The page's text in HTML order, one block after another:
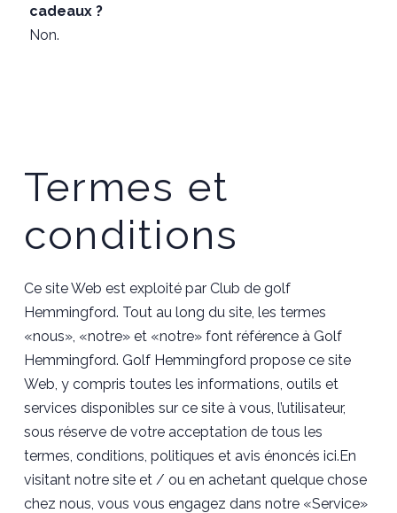
cadeaux ?
Non.
Termes et
conditions
Ce site Web est exploité par Club de golf
Hemmingford. Tout au long du site, les termes
«nous», «notre» et «notre» font référence à Golf
Hemmingford. Golf Hemmingford propose ce site
Web, y compris toutes les informations, outils et
services disponibles sur ce site à vous, l’utilisateur,
sous réserve de votre acceptation de tous les
termes, conditions, politiques et avis énoncés ici.En
visitant notre site et / ou en achetant quelque chose
chez nous, vous vous engagez dans notre «Service»